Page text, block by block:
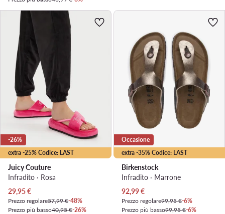
extra -25% Codice: LAST
-26%
Juicy Couture
Infradito · Rosa
Prezzo attuale
29,95€
Prezzo regolare57,99 €-48%
Prezzo più basso40,95 €-26%
extra -35% Codice: LAST
Occasione
Birkenstock
Infradito · Marrone
Prezzo attuale
92,99€
Prezzo regolare99,95 €-6%
Prezzo più basso99,95 €-6%